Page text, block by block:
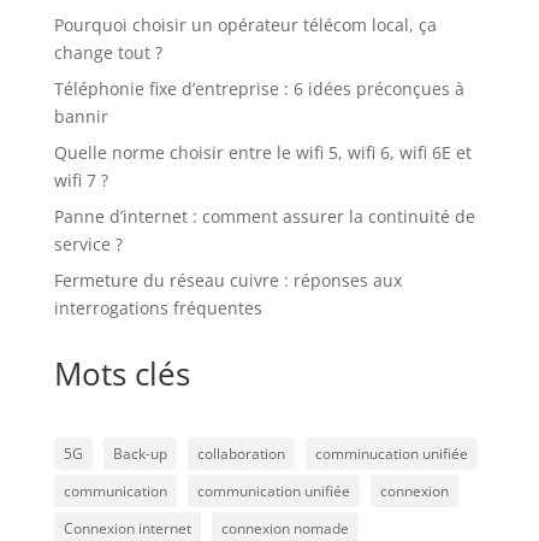
Pourquoi choisir un opérateur télécom local, ça
change tout ?
Téléphonie fixe d’entreprise : 6 idées préconçues à
bannir
Quelle norme choisir entre le wifi 5, wifi 6, wifi 6E et
wifi 7 ?
Panne d’internet : comment assurer la continuité de
service ?
Fermeture du réseau cuivre : réponses aux
interrogations fréquentes
Mots clés
5G Back-up collaboration
comminucation unifiée
communication
communication unifiée
connexion
Connexion internet
connexion nomade